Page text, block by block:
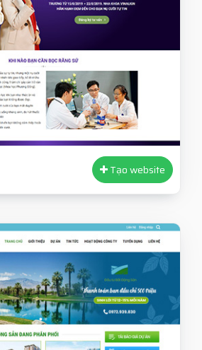
Tạo website